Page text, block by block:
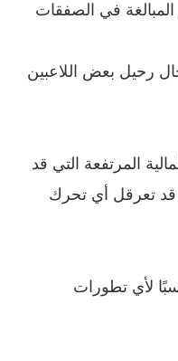
المبالغة في الصفقات
رحيل بعض اللاعبين
المرتفعة التي قد
قد تعرقل أي تحرك
لأي تطورات